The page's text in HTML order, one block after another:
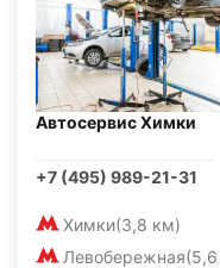
Автосервис Химки
+7 (495) 989-21-31
Химки(3,8 км)
Левобережная